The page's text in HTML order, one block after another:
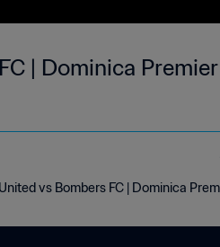
| Dominica
vs Bombers FC | Dominica